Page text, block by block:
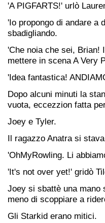
'A PIGFARTS!' urlò
'Io propongo di andare a
sbadigliando.
'Che noia che sei, Brian!
mettere in scena A Very
'Idea fantastica!
Dopo alcuni minuti la
vuota, eccezzion fatta
Joey e Tyler.
Il ragazzo Anatra si
'OhMyRowling. Li
'It's not over yet!' gridò
Joey si sbattè una mano
meno di scoppiare a
Gli Starkid erano mitici.